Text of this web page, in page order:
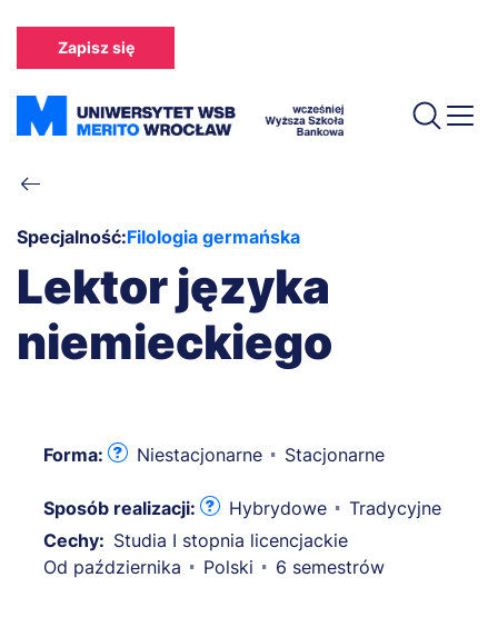
treści
Zapisz się
Ścieżka
nawigacyjna
Specjalność:Filologia germańska
Lektor języka
niemieckiego
Forma: Niestacjonarne Stacjonarne
Sposób realizacji: Hybrydowe
Tradycyjne
Cechy: Studia I stopnia licencjackie
Od października
Polski 6 semestrów